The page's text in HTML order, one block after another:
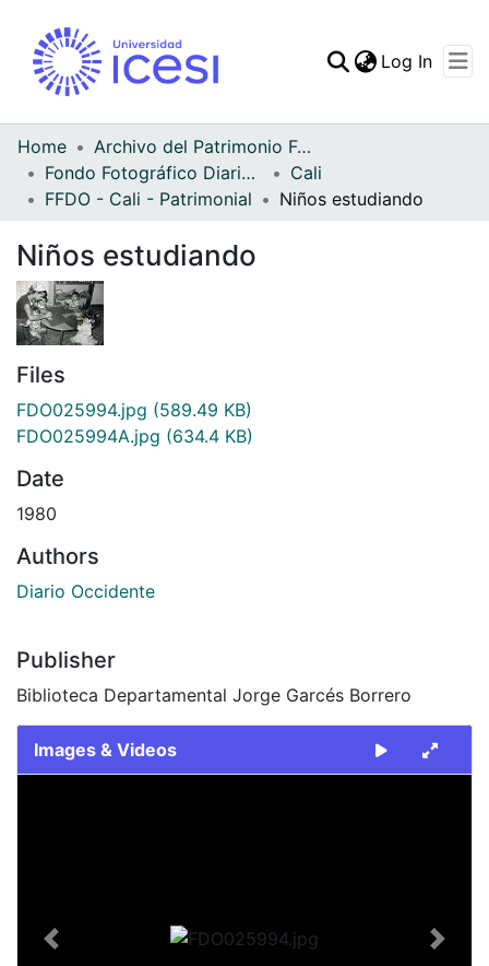
Statistics
Log In
Home
Archivo del Patrimonio Fotográfico y Fílmico del Valle del Cauca
Fondo Fotográfico Diario Occidente
Cali
FFDO - Cali - Patrimonial
Niños estudiando
Niños estudiando
Files
FDO025994.jpg (589.49 KB)
FDO025994A.jpg (634.4 KB)
Date
1980
Authors
Diario Occidente
Publisher
Biblioteca Departamental Jorge Garcés Borrero
Images & Videos
Previous Next